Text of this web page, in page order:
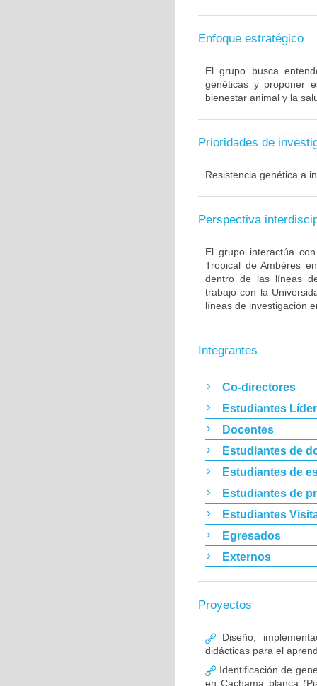
Enfoque estratégico
El grupo busca
genéticas y proponer
bienestar animal y la
Prioridades de
Resistencia genética a
Perspectiva
El grupo interactúa
Tropical de Ambéres
dentro de las líneas
trabajo con la
líneas de investigación
Integrantes
Co-directores
Estudiantes
Docentes
Estudiantes de
Estudiantes de
Estudiantes de
Estudiantes
Egresados
Externos
Proyectos
Diseño,
didácticas para el
Identificación de
en Cachama blanca